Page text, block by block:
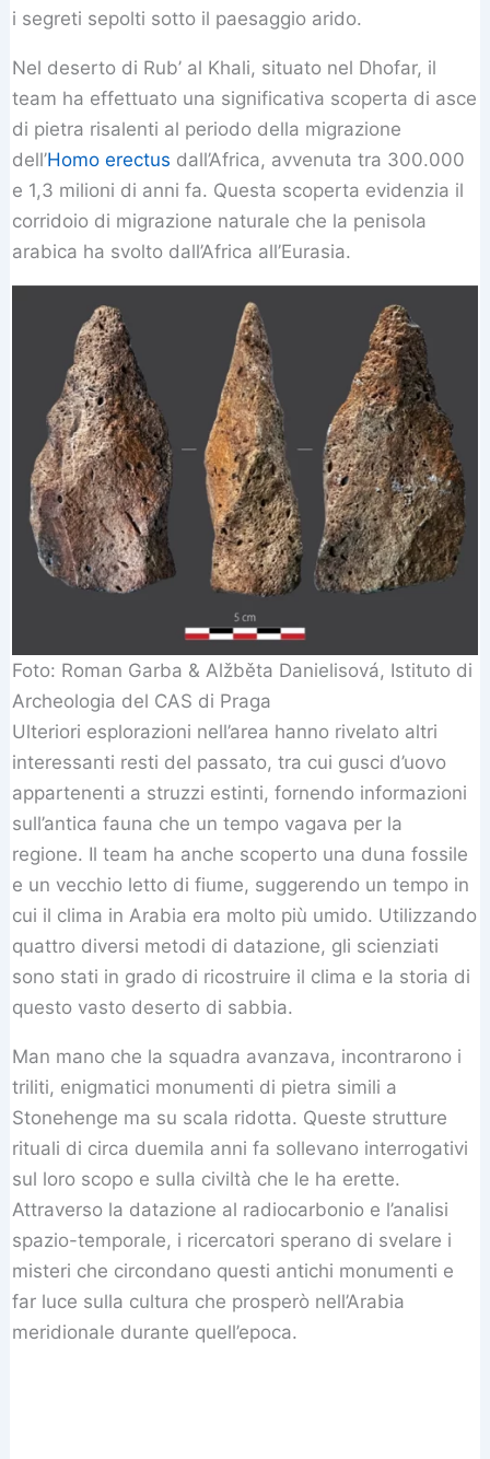
i segreti sepolti sotto il paesaggio arido.
Nel deserto di Rub’ al Khali, situato nel Dhofar, il
team ha effettuato una significativa scoperta di asce
di pietra risalenti al periodo della migrazione
dell’Homo erectus dall’Africa, avvenuta tra 300.000
e 1,3 milioni di anni fa. Questa scoperta evidenzia il
corridoio di migrazione naturale che la penisola
arabica ha svolto dall’Africa all’Eurasia.
Foto: Roman Garba & Alžběta Danielisová, Istituto di
Archeologia del CAS di Praga
Ulteriori esplorazioni nell’area hanno rivelato altri
interessanti resti del passato, tra cui gusci d’uovo
appartenenti a struzzi estinti, fornendo informazioni
sull’antica fauna che un tempo vagava per la
regione. Il team ha anche scoperto una duna fossile
e un vecchio letto di fiume, suggerendo un tempo in
cui il clima in Arabia era molto più umido. Utilizzando
quattro diversi metodi di datazione, gli scienziati
sono stati in grado di ricostruire il clima e la storia di
questo vasto deserto di sabbia.
Man mano che la squadra avanzava, incontrarono i
triliti, enigmatici monumenti di pietra simili a
Stonehenge ma su scala ridotta. Queste strutture
rituali di circa duemila anni fa sollevano interrogativi
sul loro scopo e sulla civiltà che le ha erette.
Attraverso la datazione al radiocarbonio e l’analisi
spazio-temporale, i ricercatori sperano di svelare i
misteri che circondano questi antichi monumenti e
far luce sulla cultura che prosperò nell’Arabia
meridionale durante quell’epoca.